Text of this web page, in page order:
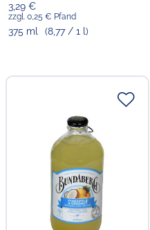
3,29 €
zzgl. 0,25 € Pfand
375 ml (8,77 / 1 l)